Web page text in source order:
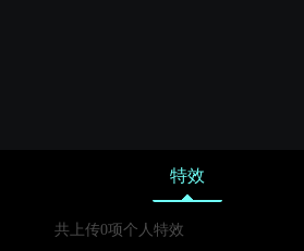
特效
共上传0项个人特效